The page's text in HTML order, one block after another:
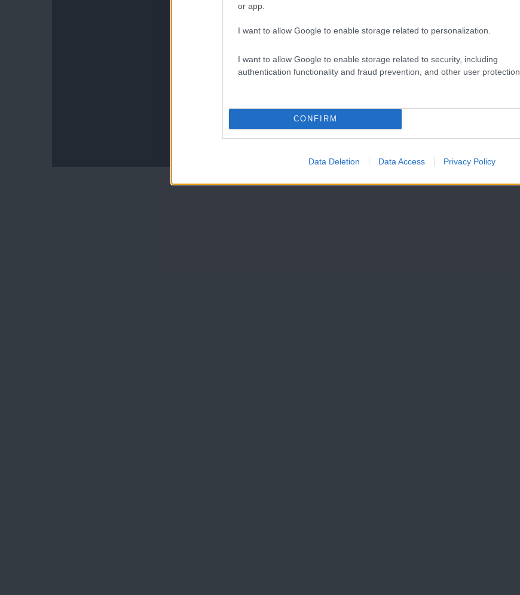
or app.
I want to allow Google to enable storage related to personalization.
I want to allow Google to enable storage related to security, including
authentication functionality and fraud prevention, and other user protection.
CONFIRM
Data Deletion Data Access Privacy Policy